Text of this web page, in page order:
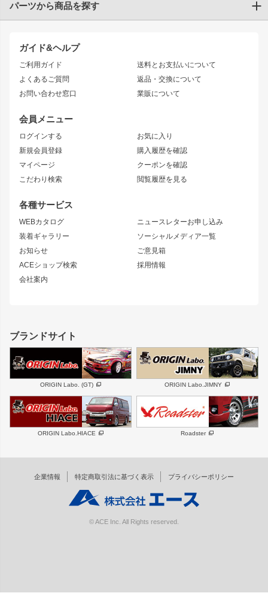
ガイド&ヘルプ
ご利用ガイド
よくあるご質問
お問い合わせ窓口
送料とお支払いについて
返品・交換について
業販について
会員メニュー
ログインする
新規会員登録
マイページ
こだわり検索
お気に入り
購入履歴を確認
クーポンを確認
閲覧履歴を見る
各種サービス
WEBカタログ
装着ギャラリー
お知らせ
ACEショップ検索
会社案内
ニュースレターお申し込み
ソーシャルメディア一覧
ご意見箱
採用情報
トヨタ
JZX90 CHASER
JZX110 MARK II
JZX100 MARK II
JZX90 MARK II
トレノ
マークX
アリスト
ソアラ
アルテッツァ
ニッサン
S15 シルビア
S14 シルビア 後期
S13 シルビア
180SX
シルエイティ
ワンビア
ローレル
セフィーロ
キャラバン
スズキ
GS350
SC
スバル 三菱
デリカ D:5
軽自動車 汎用
パーツから商品を探す
エアロシリーズ
ドリフトライン
風神
雷神
レーシングライン
アタックライン
ストリームライン
リアウイング
ジムニーパーツ
ホイール
MUD-S7
MUD-SR7
まつど家 鉄漢
ボンネット
フェンダー
サイドパーツ
リアゲート
メンテナンスパーツ
ハイエースパーツ
ホイール
DAYTONA-RS
DAYTONA-RS NEO
エアロシリーズ
RUGGER MODEL
DTM:exclusive
オーバーフェンダー
ワイパーガード
ブランドサイト
ORIGIN Labo. (GT) ORIGIN Labo.JIMNY
ORIGIN Labo.HIACE Roadster
企業情報 特定商取引法に基づく表示 プライバシーポリシー
© ACE Inc. All Rights reserved.